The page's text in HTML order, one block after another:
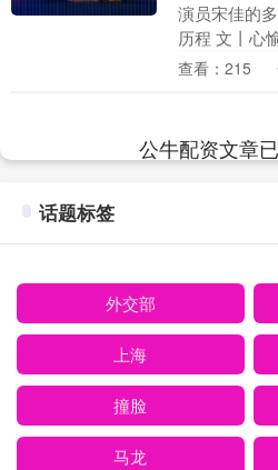
演员宋佳的
历程 文丨心
的随意装扮
查看：215
公牛配资文章
话题标签
外交部
上海
撞脸
马龙